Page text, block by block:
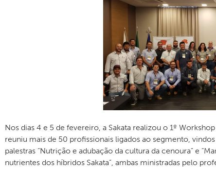
Nos dias 4 e 5 de fevereiro, a Sakata realizou o 1º
reuniu mais de 50 profissionais ligados ao segmento,
palestras “Nutrição e adubação da cultura da cenoura” e
nutrientes dos híbridos Sakata”, ambas ministradas pelo